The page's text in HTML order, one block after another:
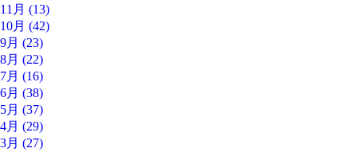
11月 (13)
10月 (42)
9月 (23)
8月 (22)
7月 (16)
6月 (38)
5月 (37)
4月 (29)
3月 (27)